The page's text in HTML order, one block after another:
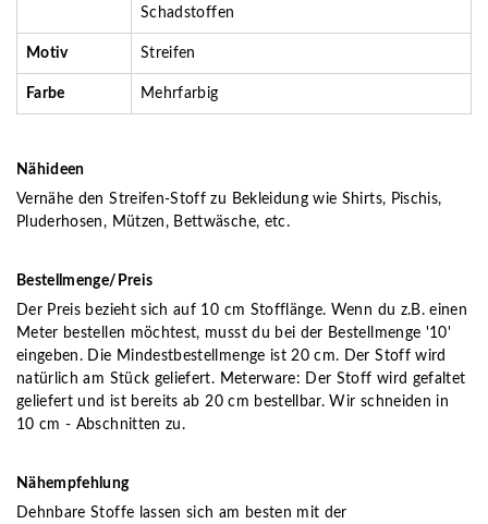
Schadstoffen
Motiv Streifen
Farbe Mehrfarbig
Nähideen
Vernähe den Streifen-Stoff zu Bekleidung wie Shirts, Pischis,
Pluderhosen, Mützen, Bettwäsche, etc.
Bestellmenge/Preis
Der Preis bezieht sich auf 10 cm Stofflänge. Wenn du z.B. einen
Meter bestellen möchtest, musst du bei der Bestellmenge '10'
eingeben. Die Mindestbestellmenge ist 20 cm. Der Stoff wird
natürlich am Stück geliefert. Meterware: Der Stoff wird gefaltet
geliefert und ist bereits ab 20 cm bestellbar. Wir schneiden in
10 cm - Abschnitten zu.
Nähempfehlung
Dehnbare Stoffe lassen sich am besten mit der